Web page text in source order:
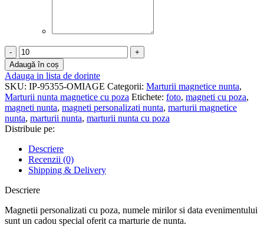
Cantitate
Marturii
nunta
magnetice
cu
poza
-
MCRNF-
05
Adaugă în coș
Adauga in lista de dorinte
SKU: IP-95355-OMIAGE Categorii: Marturii magnetice nunta,
Marturii nunta magnetice cu poza Etichete: foto, magneti cu poza,
magneti nunta, magneti personalizati nunta, marturii magnetice
nunta, marturii nunta, marturii nunta cu poza
Distribuie pe:
Descriere
Recenzii (0)
Shipping & Delivery
Descriere
Magnetii personalizati cu poza, numele mirilor si data evenimentului
sunt un cadou special oferit ca marturie de nunta.